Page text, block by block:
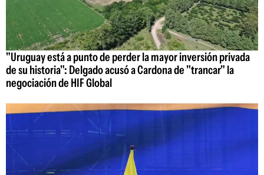
"Uruguay está a punto de perder la mayor inversión privada
de su historia": Delgado acusó a Cardona de "trancar" la
negociación de HIF Global